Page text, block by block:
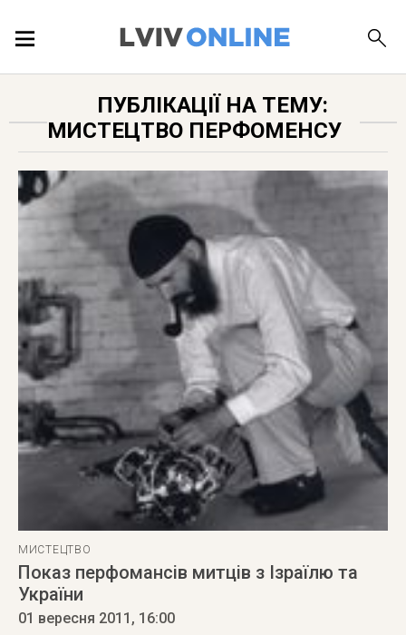
ЛОКАЦІЇ
ПУБЛІКАЦІЇ
ДОВІДКА
ПУБЛІКАЦІЇ НА ТЕМУ:
МИСТЕЦТВО ПЕРФОМЕНСУ
МИСТЕЦТВО
Показ перфомансів митців з Ізраїлю та
України
01 вересня 2011 , 16:00